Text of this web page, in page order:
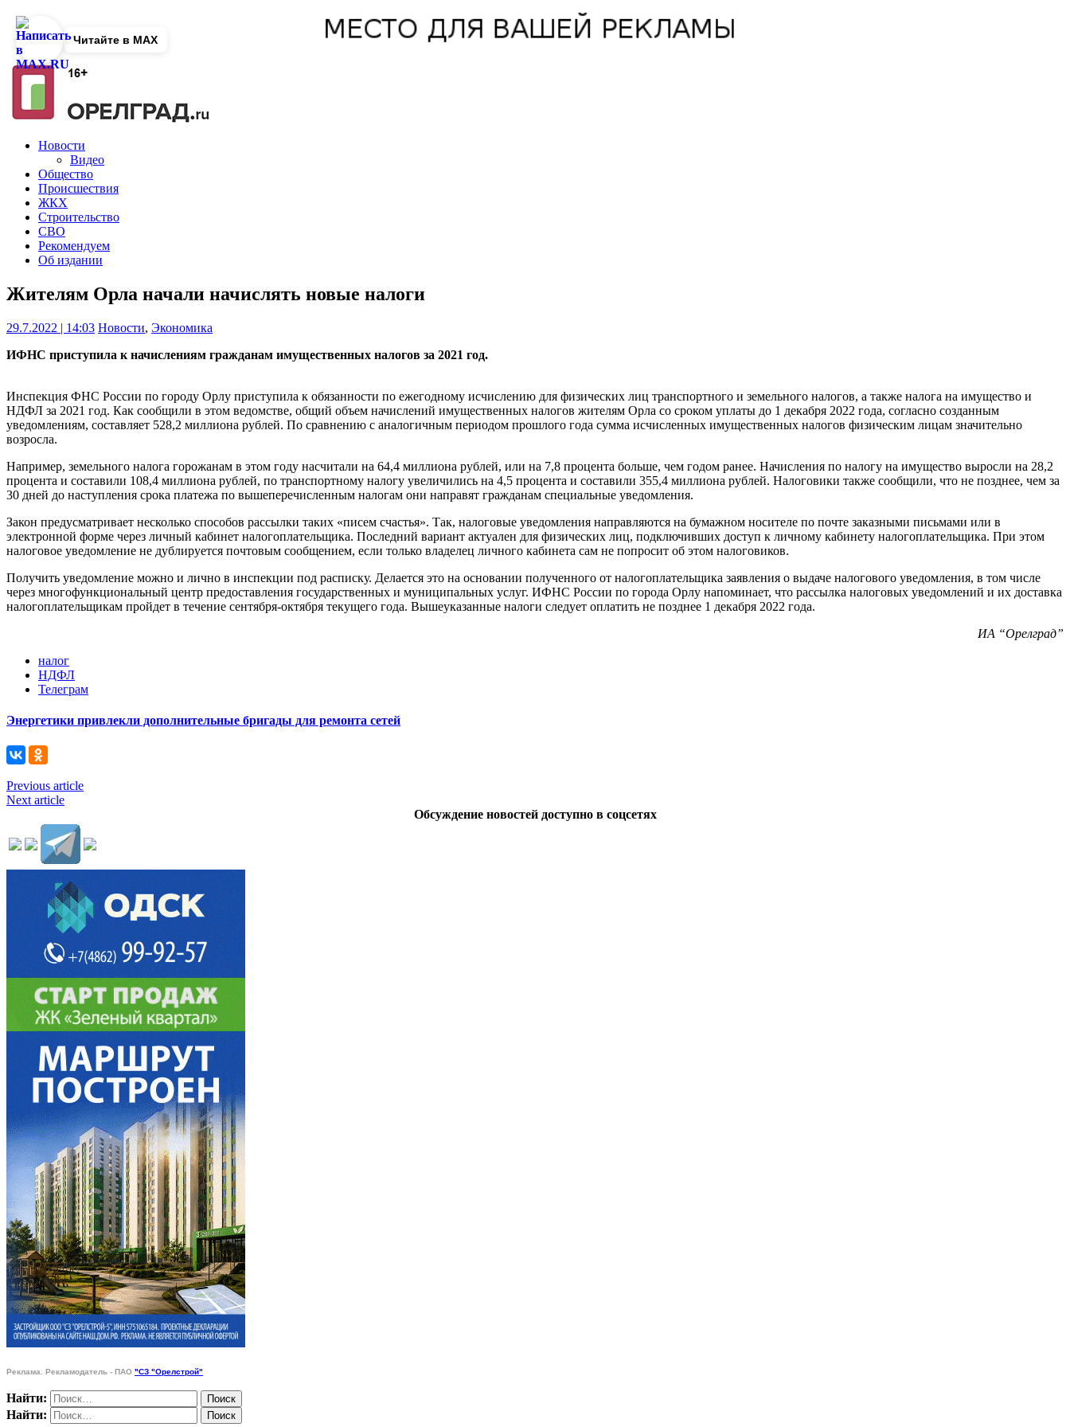
Новости
Видео
Общество
Происшествия
ЖКХ
Строительство
СВО
Рекомендуем
Об издании
Жителям Орла начали начислять новые налоги
29.7.2022 | 14:03 Новости, Экономика
ИФНС приступила к начислениям гражданам имущественных налогов за 2021 год.
Инспекция ФНС России по городу Орлу приступила к обязанности по ежегодному исчислению для физических лиц транспортного и земельного налогов, а также налога на имущество и
НДФЛ за 2021 год. Как сообщили в этом ведомстве, общий объем начислений имущественных налогов жителям Орла со сроком уплаты до 1 декабря 2022 года, согласно созданным
уведомлениям, составляет 528,2 миллиона рублей. По сравнению с аналогичным периодом прошлого года сумма исчисленных имущественных налогов физическим лицам значительно
возросла.
Например, земельного налога горожанам в этом году насчитали на 64,4 миллиона рублей, или на 7,8 процента больше, чем годом ранее. Начисления по налогу на имущество выросли на 28,2
процента и составили 108,4 миллиона рублей, по транспортному налогу увеличились на 4,5 процента и составили 355,4 миллиона рублей. Налоговики также сообщили, что не позднее, чем за
30 дней до наступления срока платежа по вышеперечисленным налогам они направят гражданам специальные уведомления.
Закон предусматривает несколько способов рассылки таких «писем счастья». Так, налоговые уведомления направляются на бумажном носителе по почте заказными письмами или в
электронной форме через личный кабинет налогоплательщика. Последний вариант актуален для физических лиц, подключивших доступ к личному кабинету налогоплательщика. При этом
налоговое уведомление не дублируется почтовым сообщением, если только владелец личного кабинета сам не попросит об этом налоговиков.
Получить уведомление можно и лично в инспекции под расписку. Делается это на основании полученного от налогоплательщика заявления о выдаче налогового уведомления, в том числе
через многофункциональный центр предоставления государственных и муниципальных услуг. ИФНС России по города Орлу напоминает, что рассылка налоговых уведомлений и их доставка
налогоплательщикам пройдет в течение сентября-октября текущего года. Вышеуказанные налоги следует оплатить не позднее 1 декабря 2022 года.
ИА “Орелград”
налог
НДФЛ
Телеграм
Энергетики привлекли дополнительные бригады для ремонта сетей
Previous article
Next article
Обсуждение новостей доступно в соцсетях
Реклама. Рекламодатель - ПАО "СЗ "Орелстрой"
Найти:
Найти:
Читайте в MAX